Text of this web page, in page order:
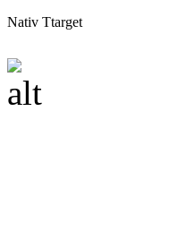
Nativ Ttarget